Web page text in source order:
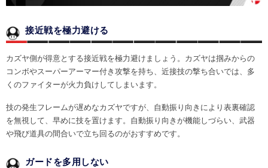
接近戦を極力避ける
カズヤ側が得意とする接近戦を極力避けましょう。カズヤは掴みからの
コンボやスーパーアーマー付き攻撃を持ち、近接技の撃ち合いでは、多
くのファイターが火力負けしてしまいます。
技の発生フレームが遅めなカズヤですが、自動振り向きにより表裏確認
を無視して、早めに技を置けます。自動振り向きが機能しづらい、武器
や飛び道具の間合いで立ち回るのがおすすめです。
ガードを多用しない